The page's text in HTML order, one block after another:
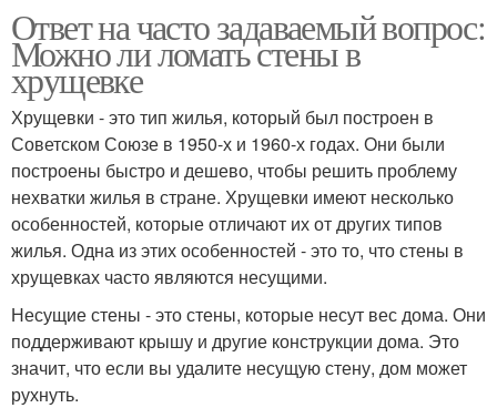
Ответ на часто задаваемый вопрос:
Можно ли ломать стены в
хрущевке
Хрущевки - это тип жилья, который был построен в
Советском Союзе в 1950-х и 1960-х годах. Они были
построены быстро и дешево, чтобы решить проблему
нехватки жилья в стране. Хрущевки имеют несколько
особенностей, которые отличают их от других типов
жилья. Одна из этих особенностей - это то, что стены в
хрущевках часто являются несущими.
Несущие стены - это стены, которые несут вес дома. Они
поддерживают крышу и другие конструкции дома. Это
значит, что если вы удалите несущую стену, дом может
рухнуть.